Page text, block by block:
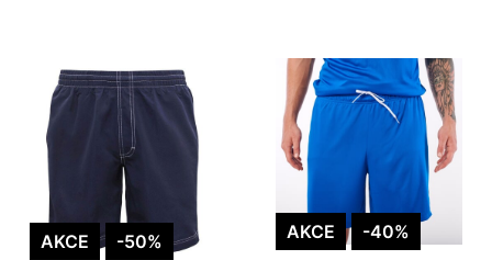
AKCE -50% AKCE -40%